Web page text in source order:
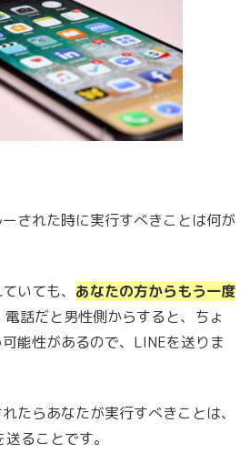
された時に実行すべきことは何が
いても、 あなたの方からもう一度
電話だと男性側からすると、ちょ
能性があるので、LINEを送りま
たらあなたが実行すべきことは、
ることです。